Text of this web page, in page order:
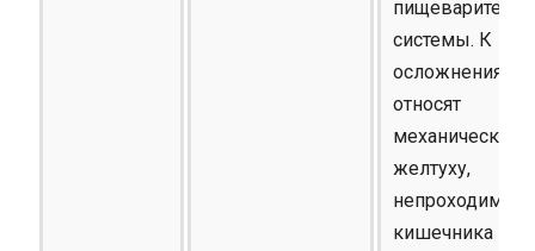
системы. К
осложнениям
относят
механическую
желтуху,
кишечника и